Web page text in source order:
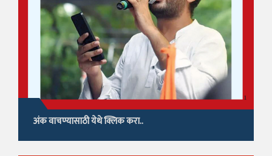
अंक वाचण्यासाठी येथे क्लिक करा..